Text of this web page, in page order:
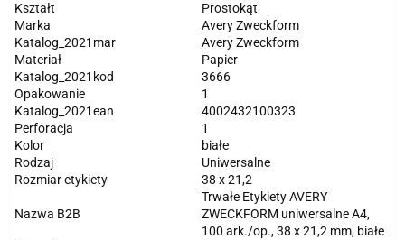
Kształt
Prostokąt
Marka
Avery Zweckform
Katalog_2021mar
Avery Zweckform
Materiał
Papier
Katalog_2021kod
3666
Opakowanie
1
Katalog_2021ean
4002432100323
Perforacja
1
Kolor
białe
Rodzaj
Uniwersalne
Rozmiar etykiety
38 x 21,2
Nazwa B2B
Trwałe Etykiety AVERY
ZWECKFORM uniwersalne A4,
100 ark./op., 38 x 21,2 mm, białe